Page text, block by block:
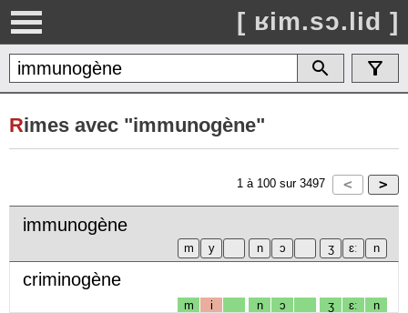
[ ʁim.sɔ.lid ]
Rimes avec "immunogène"
1 à 100 sur 3497
immunogène
criminogène
m i n ɔ ʒ ɛː n